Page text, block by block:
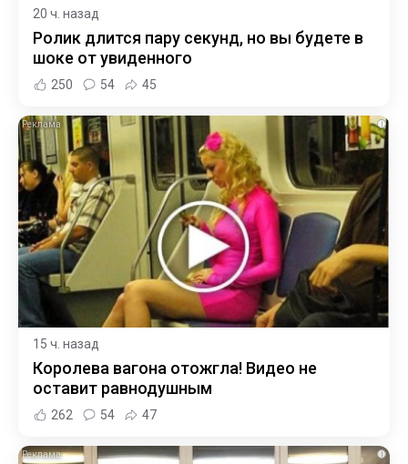
20 ч. назад
Ролик длится пару секунд, но вы будете в
шоке от увиденного
250 54 45
i
15 ч. назад
Королева вагона отожгла! Видео не
оставит равнодушным
262 54 47
i